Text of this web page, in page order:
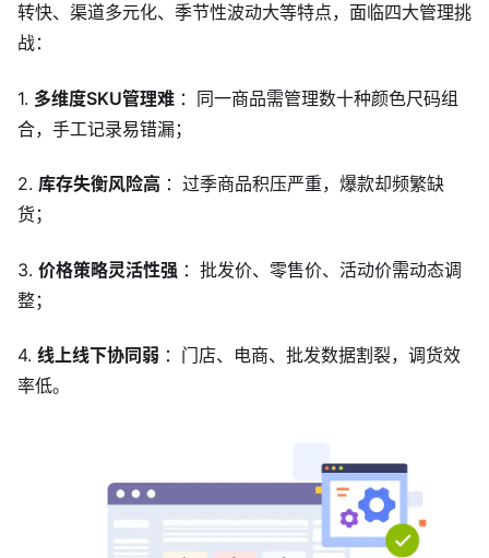
购买
关于我们
转快、渠道多元化、季节性波动大等特点，面临四大管理挑
战：
1. 多维度SKU管理难 ：同一商品需管理数十种颜色尺码组
合，手工记录易错漏；
2. 库存失衡风险高 ：过季商品积压严重，爆款却频繁缺
货；
3. 价格策略灵活性强 ：批发价、零售价、活动价需动态调
整；
4. 线上线下协同弱 ：门店、电商、批发数据割裂，调货效
率低。